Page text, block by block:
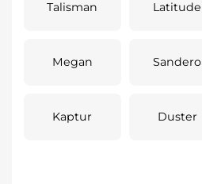
Talisman Latitude
Megan Sandero
Kaptur Duster